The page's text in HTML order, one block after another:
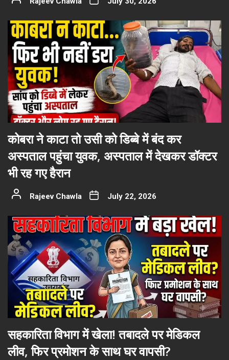
कोबरा ने काटा तो उसी को डिब्बे में बंद कर
अस्पताल पहुंचा युवक, अस्पताल में देखकर डॉक्टर
भी रह गए हैरान
Rajeev Chawla July 22, 2026
सहकारिता विभाग में खेला! तबादले पर मेडिकल
लीव, फिर प्रमोशन के साथ घर वापसी?